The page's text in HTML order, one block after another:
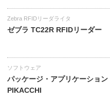
Zebra RFIDリーダライタ
ゼブラ TC22R RFIDリーダー
ソフトウェア
パッケージ・アプリケーション
PIKACCHI